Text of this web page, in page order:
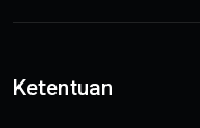
Ketentuan